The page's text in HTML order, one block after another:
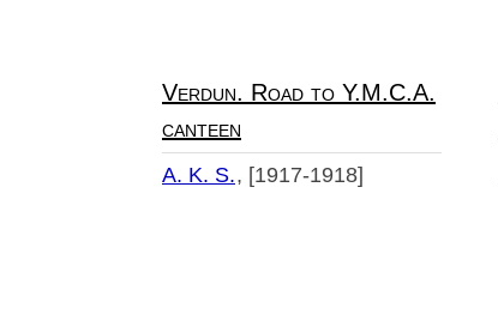
Verdun. Road to Y.M.C.A.
canteen
A. K. S. [1917-1918]